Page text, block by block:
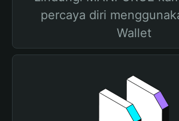
percaya diri
Wallet